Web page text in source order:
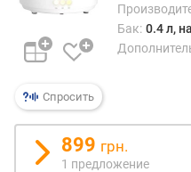
т
о
г
и
х
к
Спросить
Бак: 0.4 л,
899 грн.
1 предложение